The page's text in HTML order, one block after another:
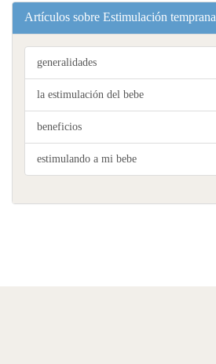
Artículos sobre Estimulación temprana
generalidades
la estimulación del bebe
beneficios
estimulando a mi bebe